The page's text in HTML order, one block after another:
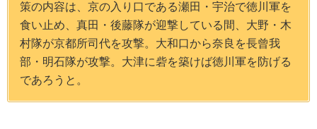
策の内容は、京の入り口である瀬田・宇治で徳川軍を
食い止め、真田・後藤隊が迎撃している間、大野・木
村隊が京都所司代を攻撃。大和口から奈良を長曾我
部・明石隊が攻撃。大津に砦を築けば徳川軍を防げる
であろうと。